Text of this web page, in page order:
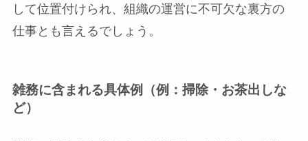
して位置付けられ、組織の運営に不可欠な裏方の
仕事とも言えるでしょう。
雑務に含まれる具体例（例：掃除・お茶出しな
ど）